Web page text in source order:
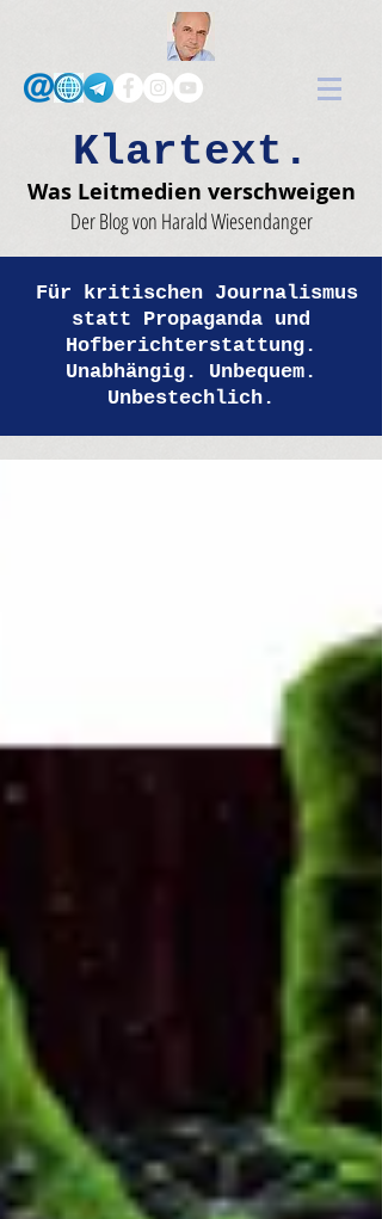
Klartext.
Was Leitmedien verschweigen
Der Blog von Harald Wiesendanger
Für kritischen Journalismus
statt Propaganda und
Hofberichterstattung.
Unabhängig. Unbequem.
Unbestechlich.